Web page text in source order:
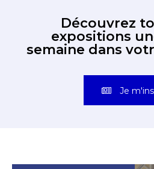
Découvrez
expositions
semaine dans
Je